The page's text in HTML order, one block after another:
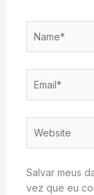
Salvar meus
vez que eu